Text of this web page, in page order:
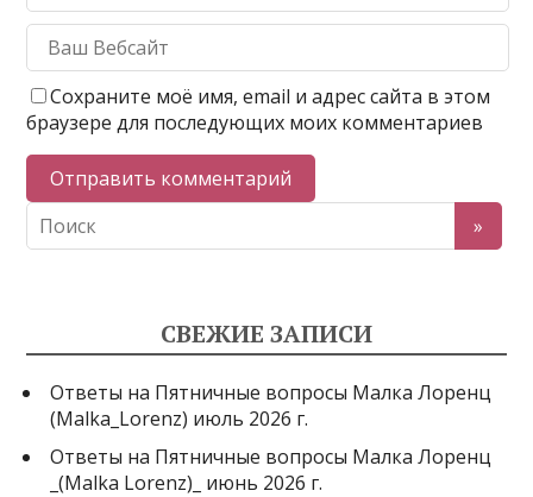
Сохраните моё имя, email и адрес сайта в этом
браузере для последующих моих комментариев
СВЕЖИЕ ЗАПИСИ
Ответы на Пятничные вопросы Малка Лоренц
(Malka_Lorenz) июль 2026 г.
Ответы на Пятничные вопросы Малка Лоренц
_(Malka Lorenz)_ июнь 2026 г.